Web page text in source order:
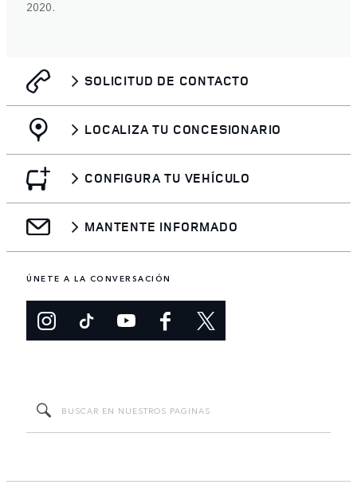
2020.
SOLICITUD DE CONTACTO
LOCALIZA TU CONCESIONARIO
CONFIGURA TU VEHÍCULO
MANTENTE INFORMADO
ÚNETE A LA CONVERSACIÓN